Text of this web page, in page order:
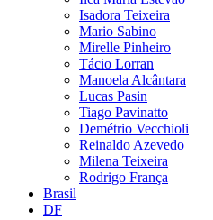
Isadora Teixeira
Mario Sabino
Mirelle Pinheiro
Tácio Lorran
Manoela Alcântara
Lucas Pasin
Tiago Pavinatto
Demétrio Vecchioli
Reinaldo Azevedo
Milena Teixeira
Rodrigo França
Brasil
DF